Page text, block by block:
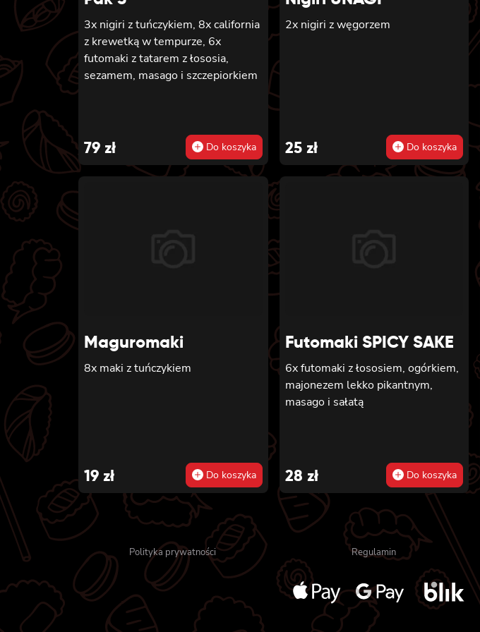
sałatą, sosem teriyaki i sezamem
3x nigiri z tuńczykiem, 8x california
z krewetką w tempurze, 6x
futomaki z tatarem z łososia,
sezamem, masago i szczepiorkiem
79 zł Do koszyka
2x nigiri z węgorzem
25 zł Do koszyka
Maguromaki
8x maki z tuńczykiem
19 zł Do koszyka
Futomaki SPICY SAKE
6x futomaki z łososiem, ogórkiem,
majonezem lekko pikantnym,
masago i sałatą
28 zł Do koszyka
Polityka prywatności Regulamin